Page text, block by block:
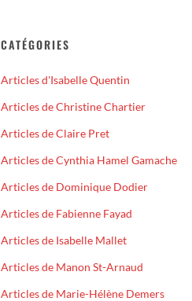
CATÉGORIES
Articles d'Isabelle Quentin
Articles de Christine Chartier
Articles de Claire Pret
Articles de Cynthia Hamel Gamache
Articles de Dominique Dodier
Articles de Fabienne Fayad
Articles de Isabelle Mallet
Articles de Manon St-Arnaud
Articles de Marie-Hélène Demers